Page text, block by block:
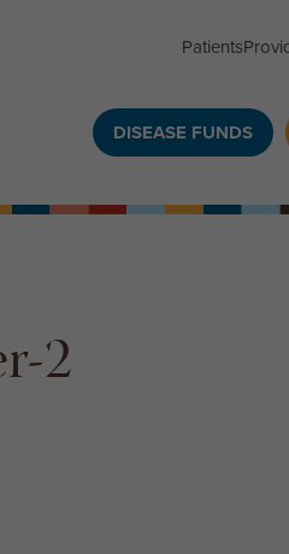
Patients
DISEASE FUNDS
2